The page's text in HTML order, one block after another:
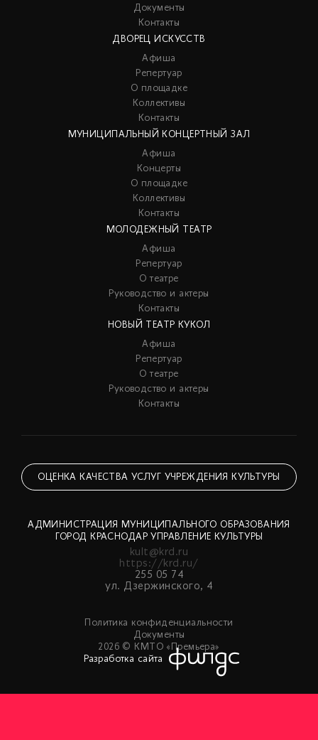
Документы
Контакты
ДВОРЕЦ ИСКУССТВ
Афиша
Репертуар
О площадке
Коллективы
Контакты
МУНИЦИПАЛЬНЫЙ КОНЦЕРТНЫЙ ЗАЛ
Афиша
Концерты
О площадке
Коллективы
Контакты
МОЛОДЕЖНЫЙ ТЕАТР
Афиша
Репертуар
О театре
Руководство и актеры
Контакты
НОВЫЙ ТЕАТР КУКОЛ
Афиша
Репертуар
О театре
Руководство и актеры
Контакты
ОЦЕНКА КАЧЕСТВА УСЛУГ УЧРЕЖДЕНИЯ КУЛЬТУРЫ
АДМИНИСТРАЦИЯ МУНИЦИПАЛЬНОГО ОБРАЗОВАНИЯ
ГОРОД КРАСНОДАР УПРАВЛЕНИЕ КУЛЬТУРЫ
kult@krd.ru
https://krd.ru/
255 05 74
ул. Дзержинского, 4
Политика конфиденциальности
Документы
2026 © КМТО «Премьера»
Разработка сайта